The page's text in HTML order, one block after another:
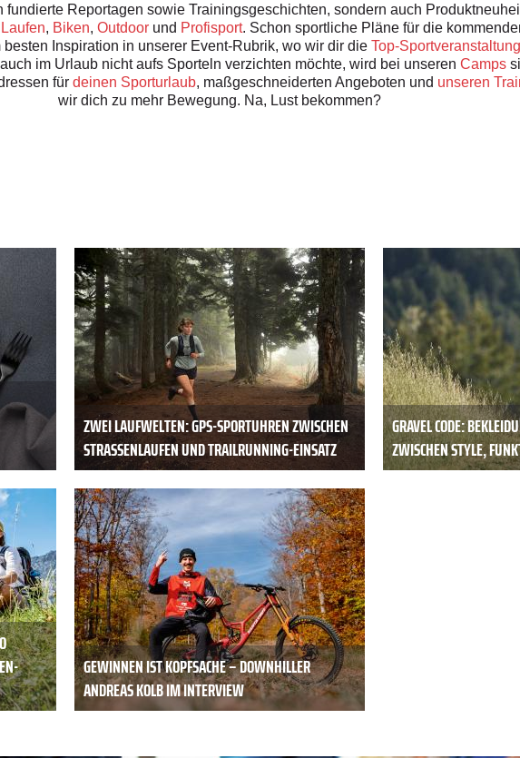
fundierte Reportagen sowie Trainingsgeschichten, sondern auch
Laufen, Biken, Outdoor und Profisport. Schon sportliche Pläne für die
Inspiration in unserer Event-Rubrik, wo wir dir die Top-
im Urlaub nicht aufs Sporteln verzichten möchte, wird bei unseren Camps
für deinen Sporturlaub, maßgeschneiderten Angeboten und unseren
wir dich zu mehr Bewegung. Na, Lust bekommen?
ZWEI LAUFWELTEN: GPS-SPORTUHREN ZWISCHEN
STRASSENLAUFEN UND TRAILRUNNING-EINSATZ
GRAVEL CODE:
ZWISCHEN STYLE,
GEWINNEN IST KOPFSACHE – DOWNHILLER
ANDREAS KOLB IM INTERVIEW